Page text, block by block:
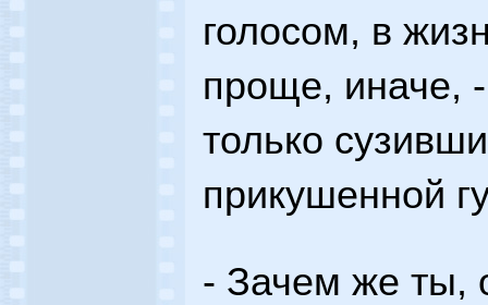
голосом, в
проще, иначе,
только
прикушенной
- Зачем же ты,